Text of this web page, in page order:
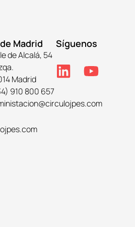
Madrid
de Alcalá, 54
Madrid
910 800 657
Síguenos